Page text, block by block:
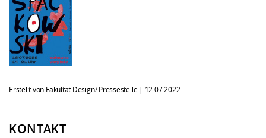
Erstellt von Fakultät Design/ Pressestelle | 12.07.2022
KONTAKT